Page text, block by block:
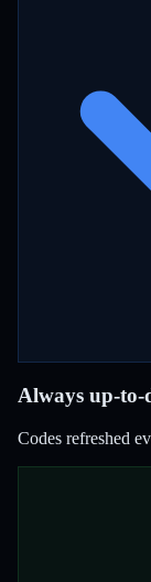
Always up-to-
Codes refreshed